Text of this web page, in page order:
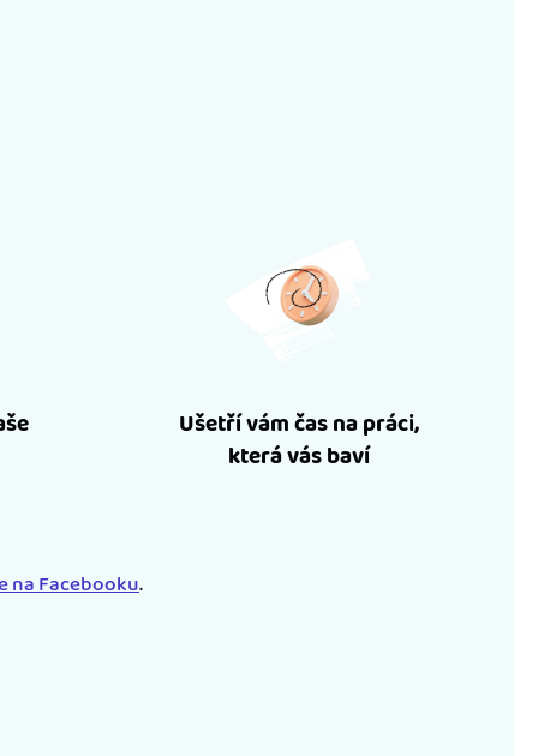
Ušetří vám čas na práci,
která vás baví
na Facebooku.